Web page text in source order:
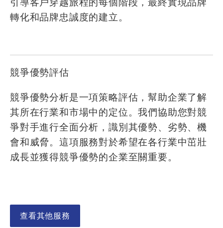
轉化和品牌忠誠度的建立。
競爭優勢評估
競爭優勢分析是一項策略評估，幫助企業了解
其所在行業和市場中的定位。我們協助您對競
爭對手進行全面分析，識別其優勢、劣勢、機
會和威脅。這項服務對於希望在各行業中茁壯
成長並獲得競爭優勢的企業至關重要。
查看其他服務